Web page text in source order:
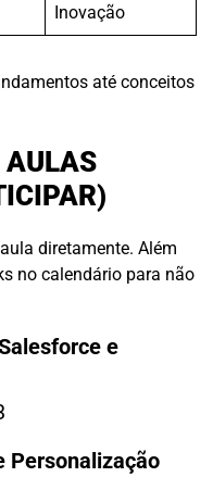
Inovação
até conceitos
AULAS
diretamente. Além
no calendário para não
e
Personalização